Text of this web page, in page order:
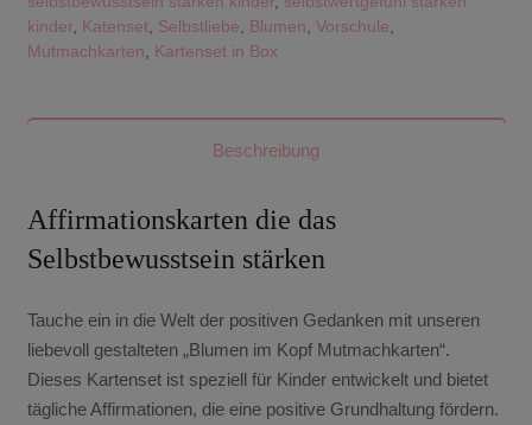
kinder, Katenset, Selbstliebe Blumen Vorschule
Mutmachkarten
Kartenset in Box
Beschreibung
Affirmationskarten die das
Selbstbewusstsein stärken
Tauche ein in die Welt der positiven Gedanken mit unseren
liebevoll gestalteten „Blumen im Kopf Mutmachkarten“.
Dieses Kartenset ist speziell für Kinder entwickelt und bietet
tägliche Affirmationen, die eine positive Grundhaltung fördern.